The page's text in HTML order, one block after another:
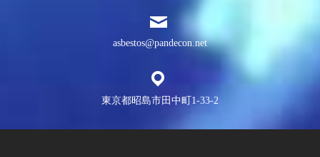
asbestos@pandecon.net
東京都昭島市田中町1-33-2